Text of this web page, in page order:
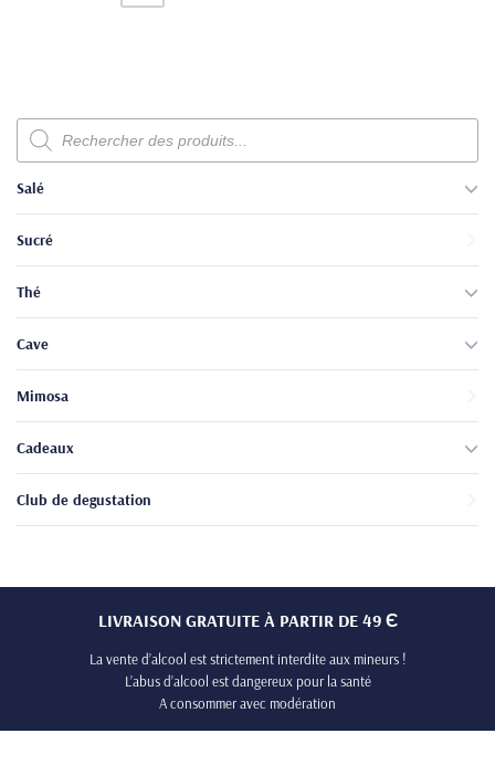
Recherche
de
produits
Salé
Sucré
Thé
Cave
Mimosa
Cadeaux
Club de degustation
LIVRAISON GRATUITE À PARTIR DE 49 Є
La vente d’alcool est strictement interdite aux mineurs !
L’abus d’alcool est dangereux pour la santé
A consommer avec modération